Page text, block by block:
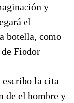
y
el
botella, como
de Fiodor
escribo la cita
de el hombre y